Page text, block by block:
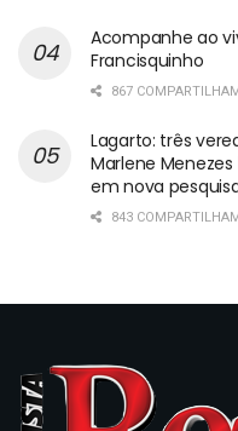
Acompanhe ao
Francisquinho
867
Lagarto: três
Marlene
em nova
843